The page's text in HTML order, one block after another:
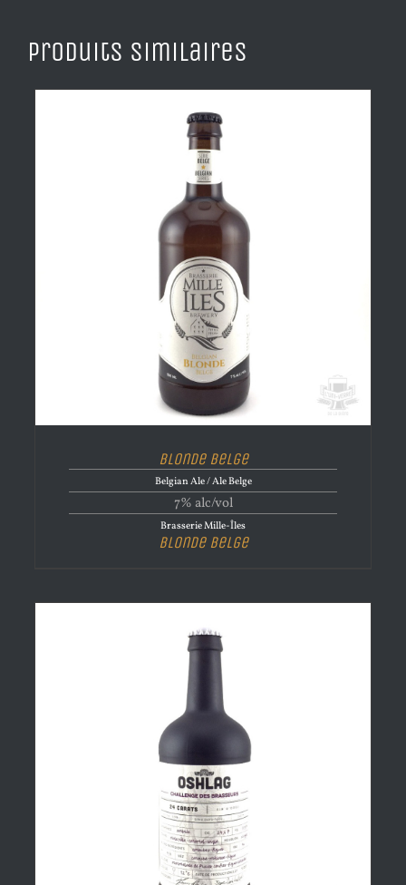
Produits similaires
Blonde Belge
Belgian Ale / Ale Belge
7% alc/vol
Brasserie Mille-Îles
Blonde Belge